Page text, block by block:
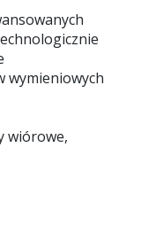
wymieniowych
wiórowe,